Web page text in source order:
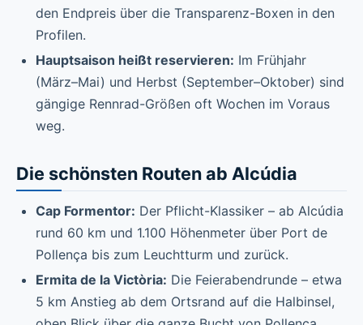
den Endpreis über die Transparenz-Boxen in den
Profilen.
Hauptsaison heißt reservieren: Im Frühjahr
(März–Mai) und Herbst (September–Oktober) sind
gängige Rennrad-Größen oft Wochen im Voraus
weg.
Die schönsten Routen ab Alcúdia
Cap Formentor: Der Pflicht-Klassiker – ab Alcúdia
rund 60 km und 1.100 Höhenmeter über Port de
Pollença bis zum Leuchtturm und zurück.
Ermita de la Victòria: Die Feierabendrunde – etwa
5 km Anstieg ab dem Ortsrand auf die Halbinsel,